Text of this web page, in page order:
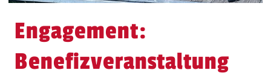
Engagement:
Benefizveranstaltung